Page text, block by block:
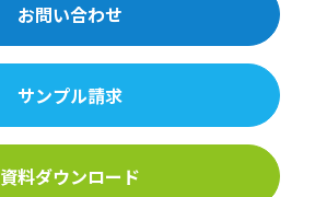
お問い合わせ
サンプル請求
資料ダウンロード